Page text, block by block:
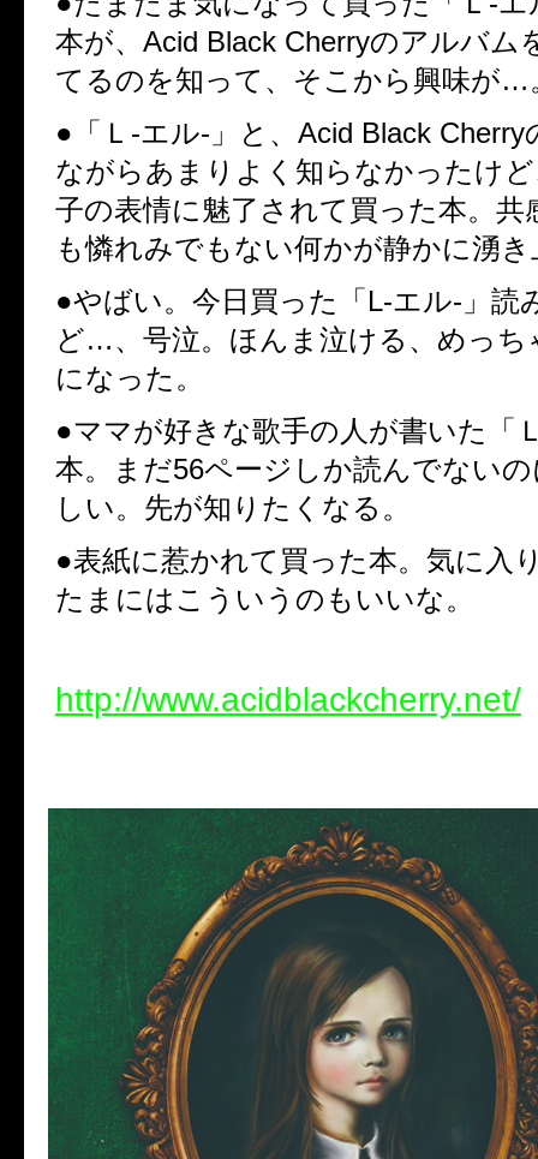
本が、Acid Black Cherryのアルバム
てるのを知って、そこから興味が…
●「Ｌ-エル-」と、Acid Black Cherry
ながらあまりよく知らなかったけ
子の表情に魅了されて買った本。共
も憐れみでもない何かが静かに湧
●やばい。今日買った「L-エル-」読
ど…、号泣。ほんま泣ける、めっち
になった。
●ママが好きな歌手の人が書いた「
本。まだ56ページしか読んでない
しい。先が知りたくなる。
●表紙に惹かれて買った本。気に入
たまにはこういうのもいいな。
http://www.acidblackcherry.net/